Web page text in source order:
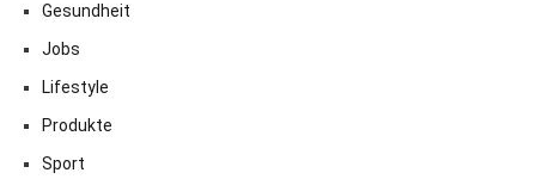
Gesundheit
Jobs
Lifestyle
Produkte
Sport